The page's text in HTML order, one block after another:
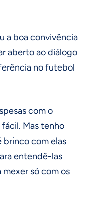
a boa convivência
aberto ao diálogo
no futebol
com o
Mas tenho
brinco com elas
entendê-las
só com os